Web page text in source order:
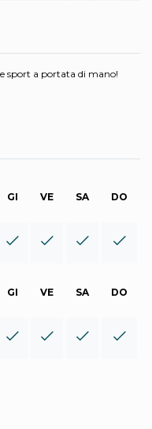
sport a portata di mano!
GI VE SA DO
GI VE SA DO